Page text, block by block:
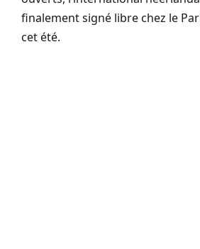
finalement signé libre chez le
cet été.